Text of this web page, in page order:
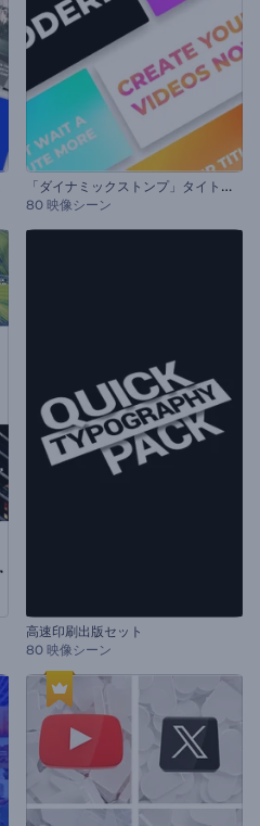
「
ダイナミックストンプ」タイトル・セット
80 映像シーン
高速印刷出版セット
80 映像シーン